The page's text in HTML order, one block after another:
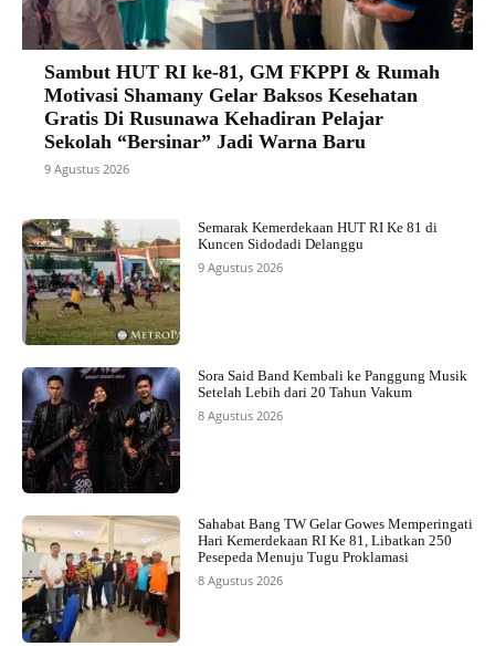
Sambut HUT RI ke-81, GM FKPPI & Rumah
Motivasi Shamany Gelar Baksos Kesehatan
Gratis Di Rusunawa Kehadiran Pelajar
Sekolah “Bersinar” Jadi Warna Baru
9 Agustus 2026
Semarak Kemerdekaan HUT RI Ke 81 di
Kuncen Sidodadi Delanggu
9 Agustus 2026
Sora Said Band Kembali ke Panggung Musik
Setelah Lebih dari 20 Tahun Vakum
8 Agustus 2026
Sahabat Bang TW Gelar Gowes Memperingati
Hari Kemerdekaan RI Ke 81, Libatkan 250
Pesepeda Menuju Tugu Proklamasi
8 Agustus 2026